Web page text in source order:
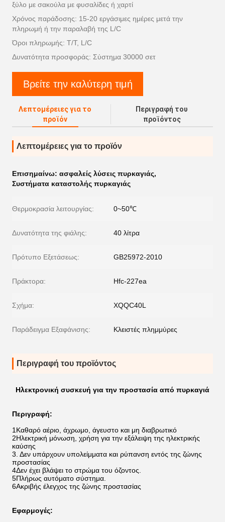
ξύλο με σακούλα με φυσαλίδες ή χαρτί
Χρόνος παράδοσης: 15-20 εργάσιμες ημέρες μετά την
πληρωμή ή την παραλαβή της L/C
Όροι πληρωμής: T/T, L/C
Δυνατότητα προσφοράς: Σύστημα 30000 σετ
Βρείτε την καλύτερη τιμή
Λεπτομέρειες για το
προϊόν
Περιγραφή του
προϊόντος
Λεπτομέρειες για το προϊόν
Επισημαίνω: ασφαλείς λύσεις πυρκαγιάς,
Συστήματα καταστολής πυρκαγιάς
Θερμοκρασία λειτουργίας: 0~50℃
Δυνατότητα της φιάλης: 40 λίτρα
Πρότυπο Εξετάσεως: GB25972-2010
Πράκτορα: Hfc-227ea
Σχήμα: XQQC40L
Παράδειγμα Εξαφάνισης: Κλειστές πλημμύρες
Περιγραφή του προϊόντος
Ηλεκτρονική συσκευή για την προστασία από πυρκαγιά
Περιγραφή:
1Καθαρό αέριο, άχρωμο, άγευστο και μη διαβρωτικό
2Ηλεκτρική μόνωση, χρήση για την εξάλειψη της ηλεκτρικής
καύσης
3. Δεν υπάρχουν υπολείμματα και ρύπανση εντός της ζώνης
προστασίας
4Δεν έχει βλάψει το στρώμα του όζοντος.
5Πλήρως αυτόματο σύστημα.
6Ακριβής έλεγχος της ζώνης προστασίας
Εφαρμογές: